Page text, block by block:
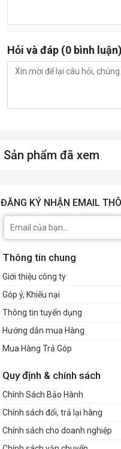
Hỏi và đáp (0 bình luận)
Sản phẩm đã xem
ĐĂNG KÝ NHẬN EMAIL
Thông tin chung
Giới thiệu công ty
Góp ý, Khiếu nại
Thông tin tuyển dụng
Hướng dẫn mua Hàng
Mua Hàng Trả Góp
Quy định & chính sách
Chính Sách Bảo Hành
Chính sách đổi, trả lại hàng
Chính sách cho doanh nghiệp